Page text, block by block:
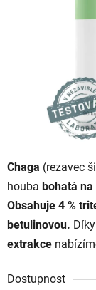
Chaga (rezavec
houba bohatá
Obsahuje 4 %
betulinovou.
extrakce
Dostupnost